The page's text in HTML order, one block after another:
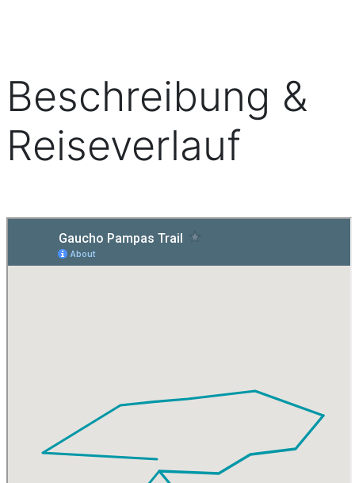
Beschreibung &
Reiseverlauf